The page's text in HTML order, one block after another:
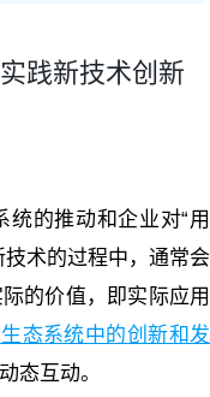
践新技术创新
的推动和企业对“用
术的过程中，通常会
的价值，即实际应用
态系统中的创新和发
态互动。